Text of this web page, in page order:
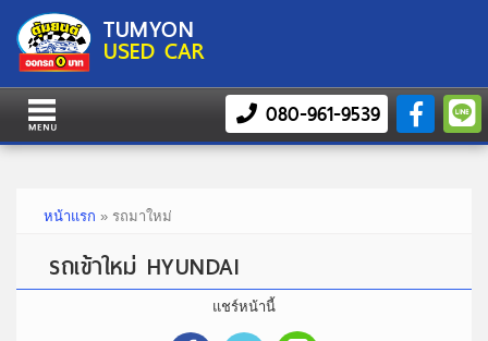
TUMYON
USED CAR
080-961-9539
หน้าแรก » รถมาใหม่
รถเข้าใหม่ HYUNDAI
แชร์หน้านี้